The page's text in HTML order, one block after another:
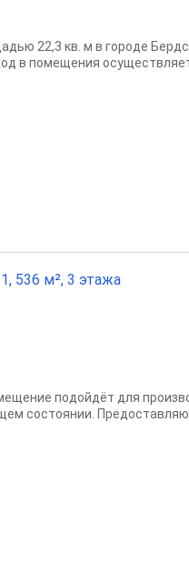
22,3 кв. м в гopoдe
в пoмeщения
536 м², 3 этажа
подойдёт для
состоянии.